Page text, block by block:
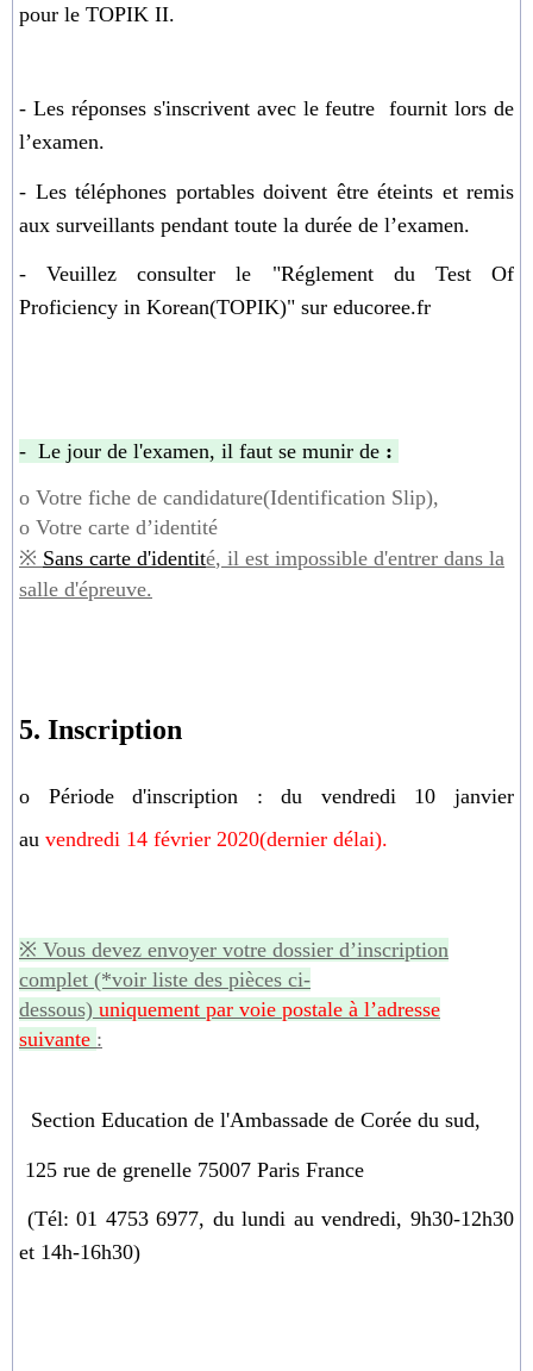
pour le TOPIK II.
- Les réponses s'inscrivent avecle feutre fournit lors de
l’examen.
- Les téléphones portables doivent être éteints et remis
aux surveillants pendant toute la durée de l’examen.
- Veuillez consulter le "Réglement du Test Of
Proficiency in Korean(TOPIK)" sur educoree.fr
- Le jour de l'examen, il faut se munir de :
o Votre fiche de candidature(Identification Slip),
o Votre carte d’identité
※ Sans carte d'identité, il est impossible d'entrer dans la
salle d'épreuve.
5. Inscription
o Période d'inscription : du vendredi 10 janvier
au vendredi 14 février 2020(dernier délai).
※ Vous devez envoyer votre dossier d’inscription
complet (*voir liste des pièces ci-
dessous) uniquement par voie postale à l’adresse
suivante :
Section Education de l'Ambassade de Corée du sud,
125 rue de grenelle 75007 Paris France
(Tél: 01 4753 6977, du lundi au vendredi, 9h30-12h30
et 14h-16h30)